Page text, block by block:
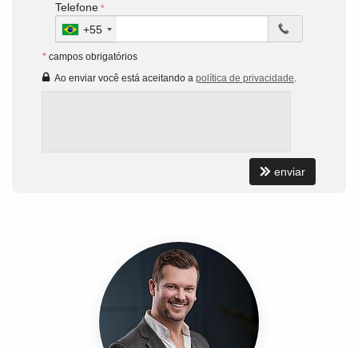
Telefone
+55
* campos obrigatórios
Ao enviar você está aceitando a política de privacidade
enviar